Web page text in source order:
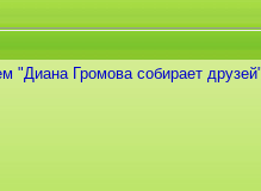
"Диана Громова собирает